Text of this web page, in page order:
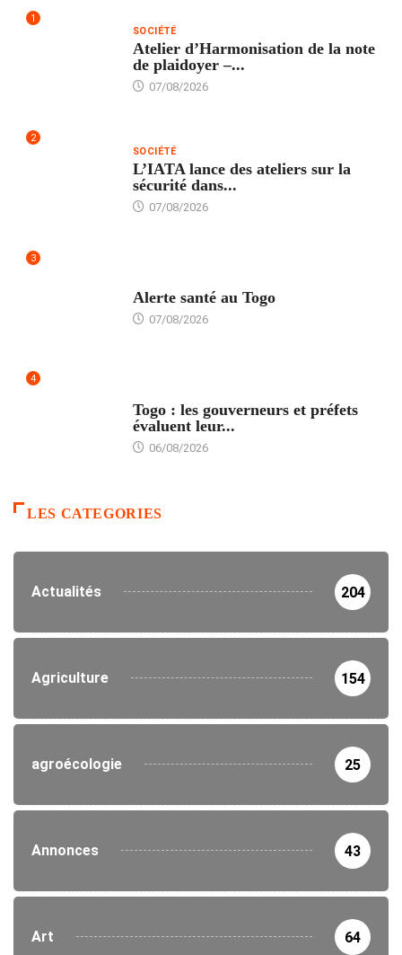
1
SOCIÉTÉ
Atelier d’Harmonisation de la note
de plaidoyer –...
07/08/2026
2
SOCIÉTÉ
L’IATA lance des ateliers sur la
sécurité dans...
07/08/2026
3
Alerte santé au Togo
07/08/2026
4
Togo : les gouverneurs et préfets
évaluent leur...
06/08/2026
LES CATEGORIES
Actualités 204
Agriculture 154
agroécologie 25
Annonces 43
Art 64